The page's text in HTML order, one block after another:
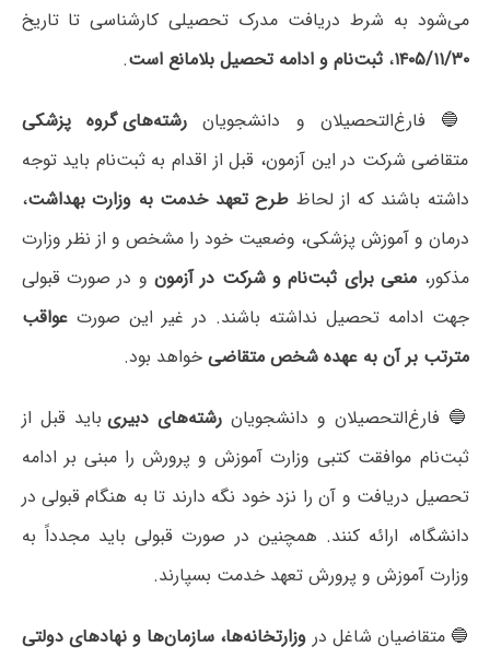
می‌شود به شرط دریافت مدرک تحصیلی کارشناسی تا تاریخ
۱۴۰۵/۱۱/۳۰،ثبت‌نام و ادامه تحصیل بلامانع است.
🔵 فارغ‌التحصیلان و دانشجویانرشته‌های گروه پزشکی
متقاضی شرکت در این آزمون، قبل از اقدام به ثبت‌نام باید توجه
داشته باشند که از لحاظ طرح تعهد خدمت به وزارت بهداشت،
درمان و آموزش پزشکی، وضعیت خود را مشخص و از نظر وزارت
مذکور، منعی برای ثبت‌نام و شرکت در آزمون و در صورت قبولی
جهت ادامه تحصیل نداشته باشند. در غیر این صورتعواقب
مترتب بر آن به عهده شخص متقاضی خواهد بود.
🔵 فارغ‌التحصیلان و دانشجویانرشته‌های دبیری باید قبل از
ثبت‌نام موافقت کتبی وزارت آموزش و پرورش را مبنی بر ادامه
تحصیل دریافت و آن را نزد خود نگه دارند تا به هنگام قبولی در
دانشگاه، ارائه کنند. همچنین در صورت قبولی باید مجدداً به
وزارت آموزش و پرورش تعهد خدمت بسپارند.
🔵 متقاضیان شاغل در وزارتخانه‌ها، سازمان‌ها و نهادهای دولتی